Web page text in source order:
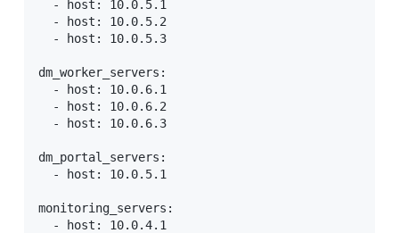
  - host: 10.0.5.1
  - host: 10.0.5.2
  - host: 10.0.5.3
dm_worker_servers:
  - host: 10.0.6.1
  - host: 10.0.6.2
  - host: 10.0.6.3
dm_portal_servers:
  - host: 10.0.5.1
monitoring_servers:
  - host: 10.0.4.1